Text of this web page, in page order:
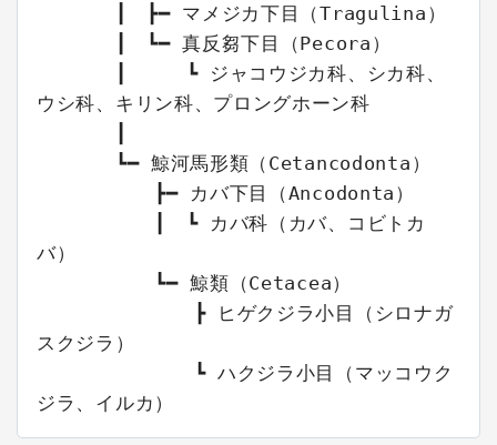
┃　┣━ マメジカ下目（Tragulina）
┃　┗━ 真反芻下目（Pecora）
┃　　　┗ ジャコウジカ科、シカ科、
ウシ科、キリン科、プロングホーン科
┗━ 鯨河馬形類（Cetancodonta）
┣━ カバ下目（Ancodonta）
┃　┗ カバ科（カバ、コビトカ
バ）
┗━ 鯨類（Cetacea）
┣ ヒゲクジラ小目（シロナガ
スクジラ）
┗ ハクジラ小目（マッコウク
ジラ、イルカ）